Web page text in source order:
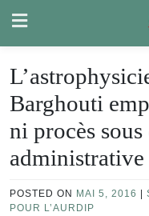
content
Barghouti
ni procès
administrative
POSTED ON MAI 5, 2016
POUR L’AURDIP